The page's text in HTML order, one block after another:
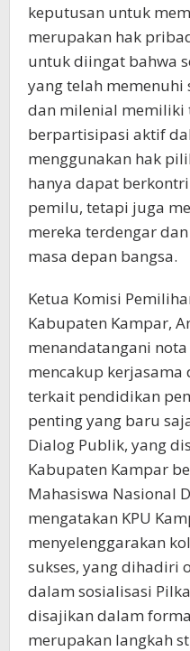
keputusan untuk
merupakan hak
untuk diingat bahwa
yang telah memenuhi
dan milenial memiliki
berpartisipasi aktif
menggunakan hak
hanya dapat
pemilu, tetapi juga
mereka terdengar
masa depan bangsa.
Ketua Komisi
Kabupaten Kampar,
menandatangani
mencakup
terkait pendidikan
penting yang baru
Dialog Publik, yang
Kabupaten Kampar
Mahasiswa Nasional
mengatakan KPU
menyelenggarakan
sukses, yang dihadiri
dalam sosialisasi
disajikan dalam
merupakan langkah